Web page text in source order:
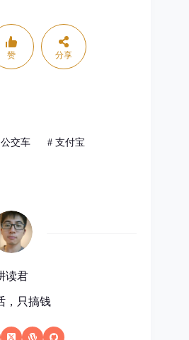
赞 分享
公交车 # 支付宝
读君
，只搞钱